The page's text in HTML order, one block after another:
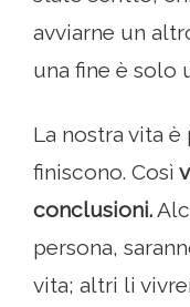
avviarne un
una fine è solo
La nostra vita
finiscono. Così
conclusioni.
persona,
vita; altri li